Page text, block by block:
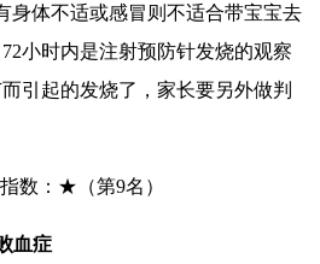
身体不适或感冒则不适合带宝宝去
小时内是注射预防针发烧的观察
引起的发烧了，家长要另外做判
数：★（第9名）
血症